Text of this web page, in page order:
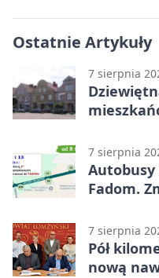
Ostatnie Artykuły
7 sierpnia
7 sierpnia
Autobusy
Fadom.
7 sierpnia
Pół
nową